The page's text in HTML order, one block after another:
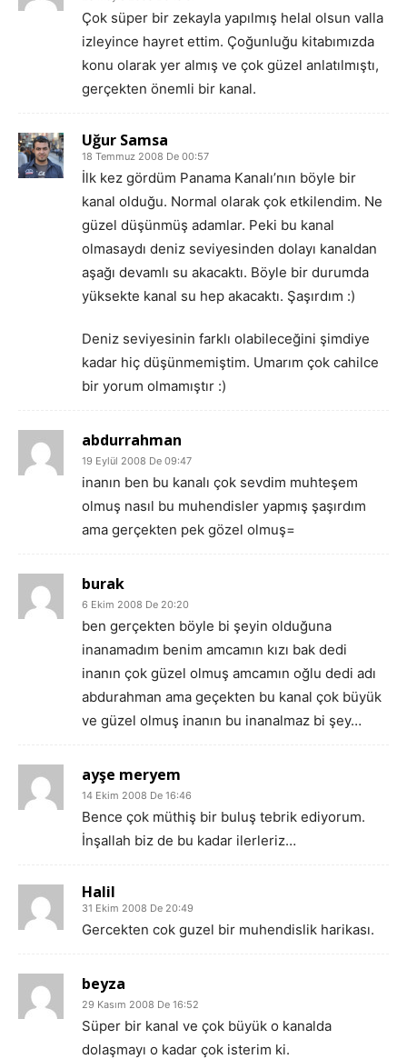
Çok süper bir zekayla yapılmış helal olsun valla
izleyince hayret ettim. Çoğunluğu kitabımızda
konu olarak yer almış ve çok güzel anlatılmıştı,
gerçekten önemli bir kanal.
Uğur Samsa
18 Temmuz 2008 De 00:57
İlk kez gördüm Panama Kanalı’nın böyle bir
kanal olduğu. Normal olarak çok etkilendim. Ne
güzel düşünmüş adamlar. Peki bu kanal
olmasaydı deniz seviyesinden dolayı kanaldan
aşağı devamlı su akacaktı. Böyle bir durumda
yüksekte kanal su hep akacaktı. Şaşırdım :)
Deniz seviyesinin farklı olabileceğini şimdiye
kadar hiç düşünmemiştim. Umarım çok cahilce
bir yorum olmamıştır :)
abdurrahman
19 Eylül 2008 De 09:47
inanın ben bu kanalı çok sevdim muhteşem
olmuş nasıl bu muhendisler yapmış şaşırdım
ama gerçekten pek gözel olmuş=
burak
6 Ekim 2008 De 20:20
ben gerçekten böyle bi şeyin olduğuna
inanamadım benim amcamın kızı bak dedi
inanın çok güzel olmuş amcamın oğlu dedi adı
abdurahman ama geçekten bu kanal çok büyük
ve güzel olmuş inanın bu inanalmaz bi şey…
ayşe meryem
14 Ekim 2008 De 16:46
Bence çok müthiş bir buluş tebrik ediyorum.
İnşallah biz de bu kadar ilerleriz…
Halil
31 Ekim 2008 De 20:49
Gercekten cok guzel bir muhendislik harikası.
beyza
29 Kasım 2008 De 16:52
Süper bir kanal ve çok büyük o kanalda
dolaşmayı o kadar çok isterim ki.